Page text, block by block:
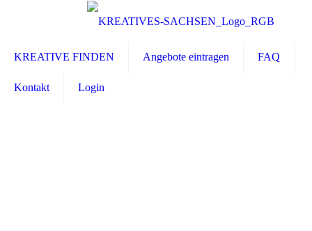
KREATIVE FINDEN Angebote eintragen FAQ
Kontakt Login